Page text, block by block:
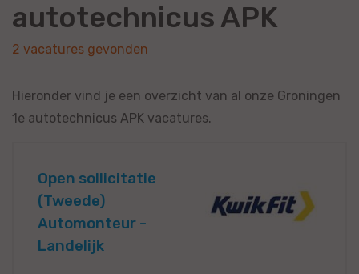
autotechnicus APK
2 vacatures gevonden
Hieronder vind je een overzicht van al onze Groningen
1e autotechnicus APK vacatures.
Open sollicitatie
(Tweede)
Automonteur -
Landelijk